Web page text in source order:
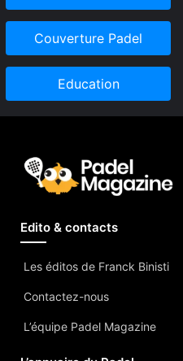
Couverture Padel
Education
Edito & contacts
Les éditos de Franck Binisti
Contactez-nous
L’équipe Padel Magazine